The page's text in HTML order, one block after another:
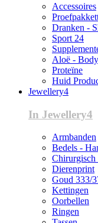
Accessoires
Dranken -
Sport 24
Aloë -
Proteïne
Huid
Jewellery4
In Jewellery4
Armbanden
Bedels -
Chirurgisch
Dierenprint
Goud 333/
Kettingen
Oorbellen
Ringen